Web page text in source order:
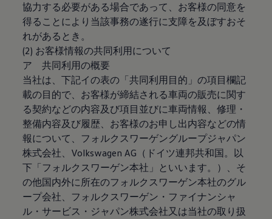
協力する必要がある場合であって、お客様の同意を
得ることにより当該事務の遂行に支障を及ぼすおそ
れがあるとき。
(2) お客様情報の共同利用について
ア 共同利用の概要
当社は、下記イの表の「共同利用目的」の項目欄記
載の目的で、お客様が締結される車両の販売に関す
る契約などの内容及び項目並びに車両情報、修理・
整備内容及び履歴、お客様のお申し出内容などの情
報について、フォルクスワーゲングループジャパン
株式会社、Volkswagen AG（ドイツ連邦共和国。以
下「フォルクスワーゲン本社」といいます。）、そ
の他国内外に所在のフォルクスワーゲン本社のグル
ープ会社、フォルクスワーゲン・ファイナンシャ
ル・サービス・ジャパン株式会社又は当社の取り扱